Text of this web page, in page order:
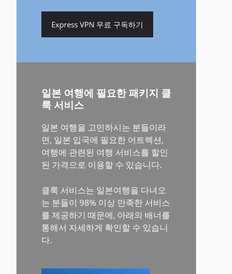
Express VPN 무료 구독하기
일본 여행에 필요한 패키지 클
룩 서비스
일본 여행을 고민하시는 분들이라
면, 일본 입국에 필요한 어트렉션,
여행에 관련된 여행 서비스를 할인
된 가격으로 이용할 수 있습니다.
클룩 서비스는 일본여행을 다녀오
는 분들이 98% 이상 만족한 서비스
를 제공하기 때문에, 아래의 배너를
통해서 자세하게 확인할 수 있습니
다.